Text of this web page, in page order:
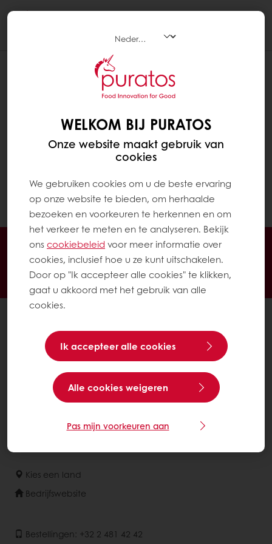
WELKOM BIJ PURATOS
Onze website maakt gebruik van
cookies
We gebruiken cookies om u de beste ervaring
op onze website te bieden, om herhaalde
bezoeken en voorkeuren te herkennen en om
het verkeer te meten en te analyseren. Bekijk
ons ​​cookiebeleid voor meer informatie over
cookies, inclusief hoe u ze kunt uitschakelen.
Door op "Ik accepteer alle cookies" te klikken,
gaat u akkoord met het gebruik van alle
cookies.
Ik accepteer alle cookies
Alle cookies weigeren
Pas mijn voorkeuren aan
24/7 Online ordering
Online betalingen mogelijk
Gratis levering
Exclusieve promoties
Inspirerende recepten
Nieuws en trends
Recepten
Diensten
De consument
Over Puratos
Kies een land
Bedrijfswebsite
Bestellingen: +32 2 481 42 42